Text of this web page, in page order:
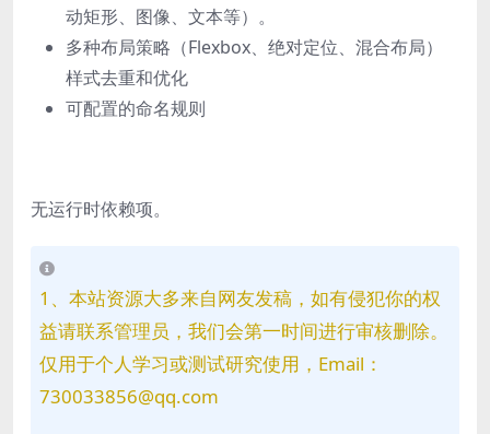
动矩形、图像、文本等）。
多种布局策略（Flexbox、绝对定位、混合布局）
样式去重和优化
可配置的命名规则
无运行时依赖项。
1、本站资源大多来自网友发稿，如有侵犯你的权
益请联系管理员，我们会第一时间进行审核删除。
仅用于个人学习或测试研究使用，Email：
730033856@qq.com